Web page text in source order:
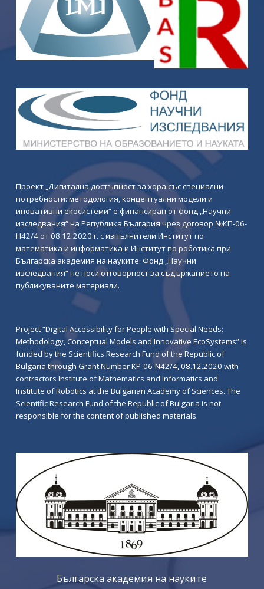
Проект „Дигитална достъпност за хора със специални
потребности: методология, концептуални модели и
иновативни екосистеми“ е финансиран от фонд „Научни
изследвания“ на Република България чрез договор №КП-06-
Н42/4 от 08.12.2020 г. с изпълнители Институт по
математика и информатика и Институт по роботика при
Българска академия на науките. Фонд „Научни
изследвания“ не носи отговорност за съдържанието на
публикуваните материали.
Project “Digital Accessibility for People with Special Needs:
Methodology, Conceptual Models and Innovative EcoSystems” is
funded by the Scientifics Research Fund of the Republic of
Bulgaria through Grant Number KP-06-N42/4, 08.12.2020 with
contractors Institute of Mathematics and Informatics and
Institute of Robotics at the Bulgarian Academy of Sciences. The
Scientific Research Fund of the Republic of Bulgaria is not
responsible for the content of published materials.
Българска академия на науките